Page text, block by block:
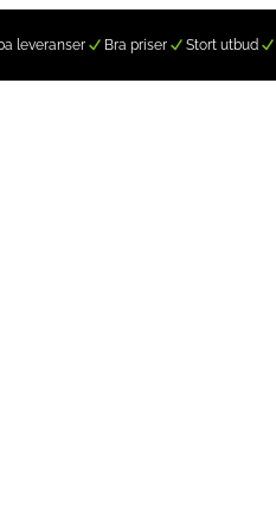
leveranser Bra priser Stort utbud